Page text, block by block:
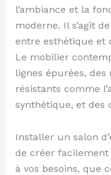
l’ambiance et la
moderne. Il s’agit
entre esthétique et
Le mobilier
lignes épurées,
résistants comme
synthétique, et des
Installer un salon
de créer facilement
à vos besoins, que